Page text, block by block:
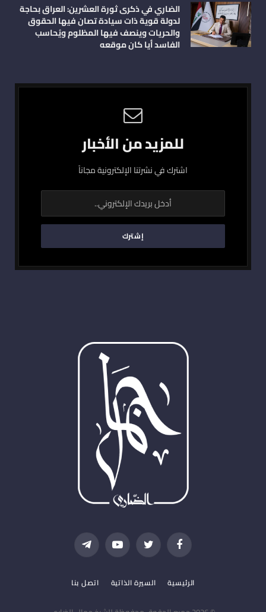
الضاري في ذكرى ثورة العشرين: العراق بحاجة
لدولة قوية ذات سيادة تصان فيها الحقوق
والحريات وينصف فيها المظلوم ويُحاسب
الفاسد أيا كان موقعه
للمزيد من الأخبار
اشترك في نشرتنا الإلكترونية مجاناً
فيسبوك تويتر يوتيوب تيلقرام
الرئيسية السيرة الذاتية اتصل بنا